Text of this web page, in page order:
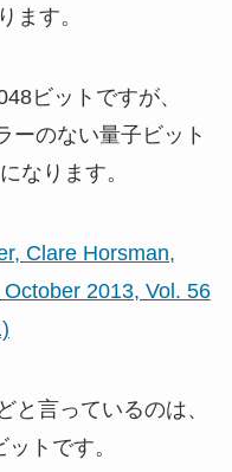
ます。
ビットですが、
ーのない量子ビット
なります。
Clare Horsman,
2013, Vol. 56
と言っているのは、
トです。